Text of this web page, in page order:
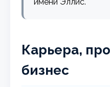
Карьера,
бизнес